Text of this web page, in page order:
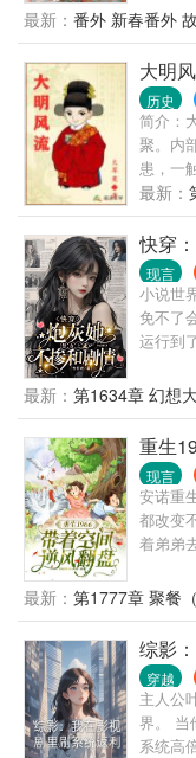
香从乡
门。
是图。
青睐。
里突然
飞上枝
她共用
最新： 番外 新春番外
大明
历史
简介：
聚。内
患，一
本以为
他的命
受戮的
挪扭转
流。
最新：
快穿
现言
小说世
免不了
运行到
可能的
局，
世界，
说世界
觉醒打
最新： 第1634章 幻想
重生
现言
安诺重
都改变
着弟弟
风生水
最新： 第1777章 聚餐（
综影
穿越
主人公
界。 当
系统高